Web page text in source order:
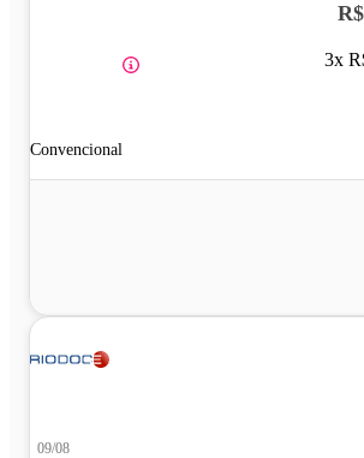
Convencional
3x
09/08